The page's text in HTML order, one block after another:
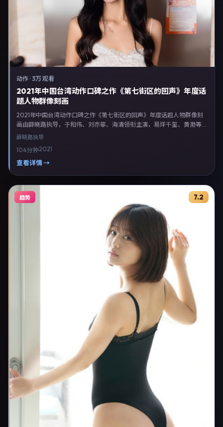
动作 ·3万 观看
2021年中国台湾动作口碑之作《第七街区的回声》年度话
题人物群像刻画
2021年中国台湾动作口碑之作《第七街区的回声》年度话题人物群像刻
画由薛晓路执导，于和伟、刘亦菲、海清领衔主演，易烊千玺、黄渤等联
合出演。剧情以动作类型为主线，融合中国台湾本土叙事与人物弧光，适
月27日于中国台湾主流院线上映，随后登陆流媒体与电视端。影片在节
奏、摄影与配乐上强调沉浸体验，可作为片单推荐、影评长文与专题策划
薛晓路执导
104分钟2021
查看详情 →
趋势 7.2